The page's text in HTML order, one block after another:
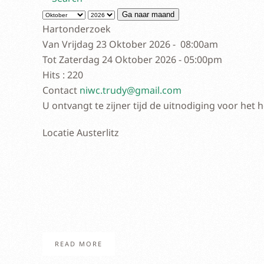
Ga naar maand
Hartonderzoek
Van Vrijdag 23 Oktober 2026 - 08:00am
Tot Zaterdag 24 Oktober 2026 - 05:00pm
Hits : 220
Contact niwc.trudy@gmail.com
U ontvangt te zijner tijd de uitnodiging voor het
LocatieAusterlitz
READ MORE